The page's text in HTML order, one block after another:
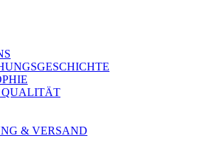
QUALITÄT
& VERSAND